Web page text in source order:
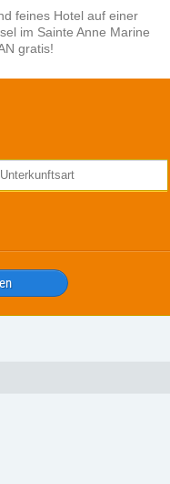
feines Hotel auf einer
im Sainte Anne Marine
gratis!